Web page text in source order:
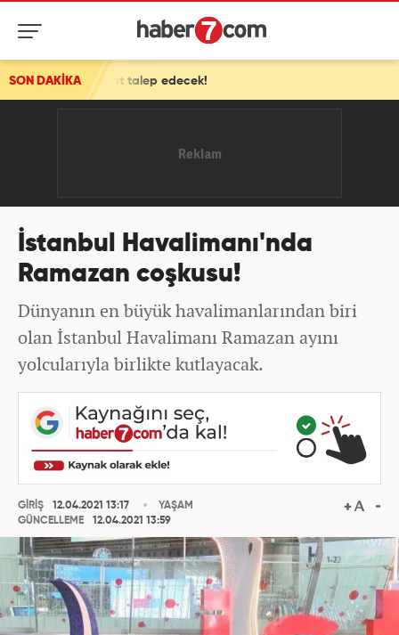
SON DAKİKA
talep edecek!
İstanbul Havalimanı'nda
Ramazan coşkusu!
Dünyanın en büyük havalimanlarından biri
olan İstanbul Havalimanı Ramazan ayını
yolcularıyla birlikte kutlayacak.
GİRİŞ
12.04.2021 13:17
GÜNCELLEME
12.04.2021 13:59
YAŞAM